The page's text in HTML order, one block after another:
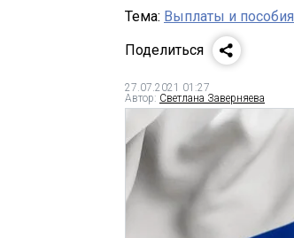
Тема: Выплаты и пособия
Поделиться
27.07.2021 01:27
Автор: Светлана Заверняева